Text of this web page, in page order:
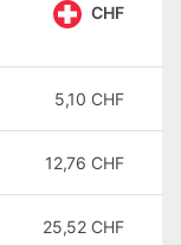
CHF
5,10 CHF
12,76 CHF
25,52 CHF